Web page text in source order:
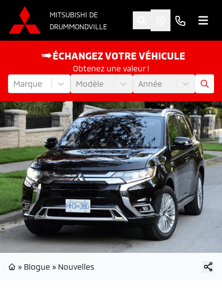
MITSUBISHI DE
DRUMMONDVILLE
ÉCHANGEZ VOTRE VÉHICULE
Obtenez une valeur !
Marque
Modèle Année
» Blogue » Nouvelles